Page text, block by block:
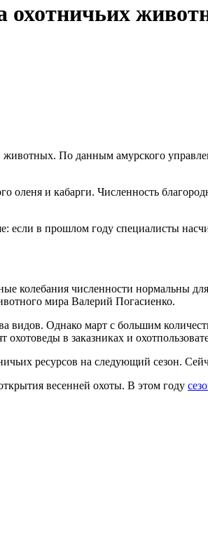
По данным амурского
оленя и кабарги. Численность
в прошлом году специалисты
колебания численности нормальны
мира Валерий Погасиенко.
Однако март с большим
в заказниках и
ресурсов на следующий сезон.
весенней охоты. В этом году